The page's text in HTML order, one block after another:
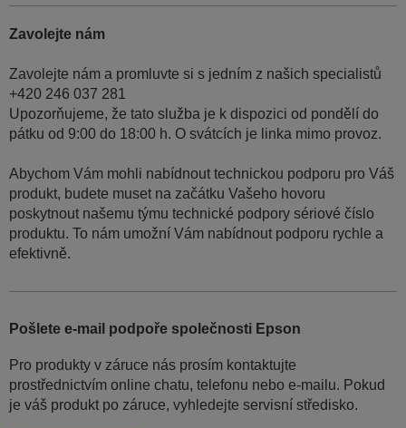
Zavolejte nám
Zavolejte nám a promluvte si s jedním z našich specialistů
+420 246 037 281
Upozorňujeme, že tato služba je k dispozici od pondělí do
pátku od 9:00 do 18:00 h. O svátcích je linka mimo provoz.
Abychom Vám mohli nabídnout technickou podporu pro Váš
produkt, budete muset na začátku Vašeho hovoru
poskytnout našemu týmu technické podpory sériové číslo
produktu. To nám umožní Vám nabídnout podporu rychle a
efektivně.
Pošlete e-mail podpoře společnosti Epson
Pro produkty v záruce nás prosím kontaktujte
prostřednictvím online chatu, telefonu nebo e-mailu. Pokud
je váš produkt po záruce, vyhledejte servisní středisko.